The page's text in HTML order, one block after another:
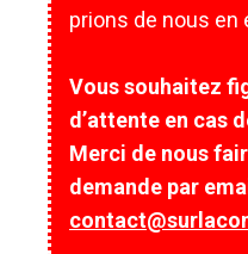
prions de nous en
Vous souhaitez
d’attente en cas
Merci de nous
demande par